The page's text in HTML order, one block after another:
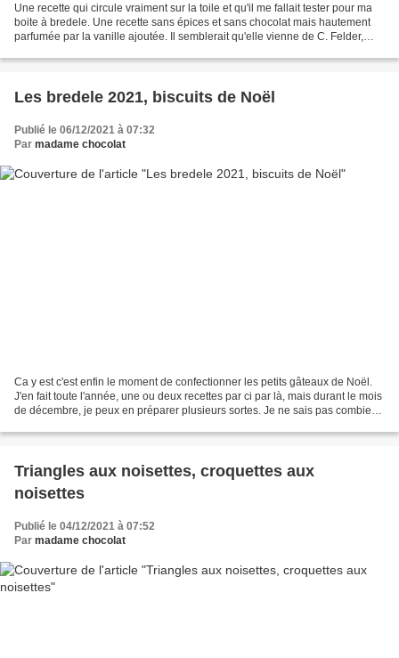
Une recette qui circule vraiment sur la toile et qu'il me fallait tester pour ma
boite à bredele. Une recette sans épices et sans chocolat mais hautement
parfumée par la vanille ajoutée. Il semblerait qu'elle vienne de C. Felder,
Les bredele 2021, biscuits de Noël
Publié le 06/12/2021 à 07:32
Par madame chocolat
Ca y est c'est enfin le moment de confectionner les petits gâteaux de Noël.
J'en fait toute l'année, une ou deux recettes par ci par là, mais durant le mois
de décembre, je peux en préparer plusieurs sortes. Je ne sais pas combien
Triangles aux noisettes, croquettes aux
noisettes
Publié le 04/12/2021 à 07:52
Par madame chocolat